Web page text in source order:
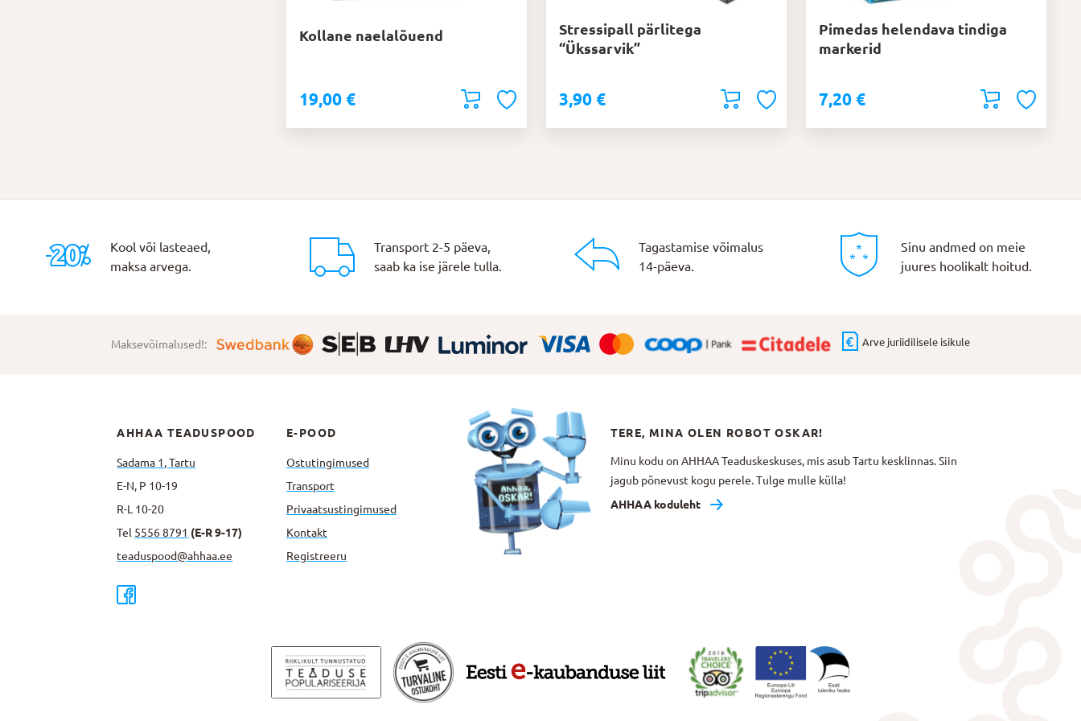
Kollane naelalõuend
19,00 €
Stressipall pärlitega
“Ükssarvik”
3,90 €
Pimedas helendava tindiga
markerid
7,20 €
Kool või lasteaed,
maksa arvega.
Transport 2-5 päeva,
saab ka ise järele tulla.
Tagastamise võimalus
14-päeva.
Sinu andmed on meie
juures hoolikalt hoitud.
Maksevõimalused!: Arve juriidilisele isikule
AHHAA TEADUSPOOD
Sadama 1, Tartu
E-N, P 10-19
R-L 10-20
Tel 5556 8791 (E-R 9-17)
teaduspood@ahhaa.ee
E-POOD
Ostutingimused
Transport
Privaatsus­tingimused
Kontakt
Registreeru
TERE, MINA OLEN ROBOT OSKAR!
Minu kodu on AHHAA Teaduskeskuses, mis asub Tartu kesklinnas. Siin
jagub põnevust kogu perele. Tulge mulle külla!
AHHAA koduleht